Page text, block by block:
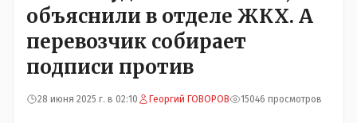
объяснили в отделе ЖКХ. А
перевозчик собирает
подписи против
28 июня 2025 г. в 02:10 Георгий ГОВОРОВ 15046 просмотров